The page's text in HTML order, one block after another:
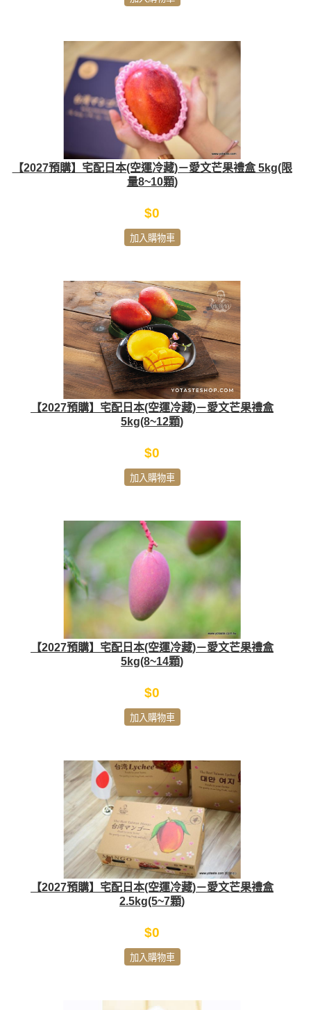
【2027預購】宅配日本(空運冷藏)－愛文芒果禮盒 5kg(限
量8~10顆)
$0
加入購物車
【2027預購】宅配日本(空運冷藏)－愛文芒果禮盒
5kg(8~12顆)
$0
加入購物車
【2027預購】宅配日本(空運冷藏)－愛文芒果禮盒
5kg(8~14顆)
$0
加入購物車
【2027預購】宅配日本(空運冷藏)－愛文芒果禮盒
2.5kg(5~7顆)
$0
加入購物車